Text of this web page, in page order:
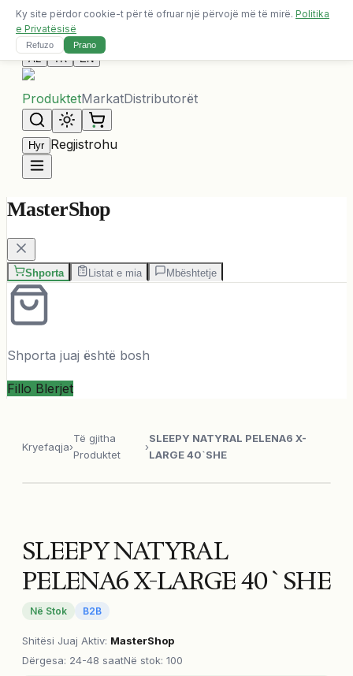
Dërgesa falas për porosi mbi 10,000 ALL
Na Kontaktoni
AL TR EN
ProduktetMarkatDistributorët
Hyr Regjistrohu
MasterShop
Shporta Listat e mia Mbështetje
Shporta juaj është bosh
Fillo Blerjet
Kryefaqja›
Të gjitha
Produktet
›
SLEEPY NATYRAL PELENA6 X-
LARGE 40`SHE
SLEEPY NATYRAL
PELENA6 X-LARGE 40`SHE
Në Stok B2B
Shitësi Juaj Aktiv: MasterShop
Dërgesa: 24-48 saatNë stok: 100
Ky site përdor cookie-t për të ofruar një përvojë më të mirë. Politika
e Privatësisë
Refuzo Prano